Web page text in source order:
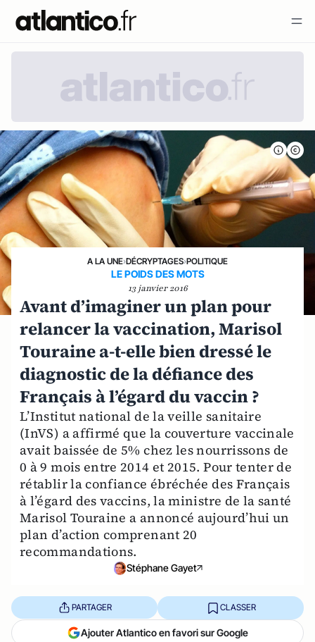
A LA UNE›DÉCRYPTAGES›POLITIQUE
LE POIDS DES MOTS
13 janvier 2016
Avant d’imaginer un plan pour
relancer la vaccination, Marisol
Touraine a-t-elle bien dressé le
diagnostic de la défiance des
Français à l’égard du vaccin ?
L’Institut national de la veille sanitaire
(InVS) a affirmé que la couverture vaccinale
avait baissée de 5% chez les nourrissons de
0 à 9 mois entre 2014 et 2015. Pour tenter de
rétablir la confiance ébréchée des Français
à l’égard des vaccins, la ministre de la santé
Marisol Touraine a annoncé aujourd’hui un
plan d’action comprenant 20
recommandations.
Stéphane Gayet
PARTAGER CLASSER
Ajouter Atlantico en favori sur Google